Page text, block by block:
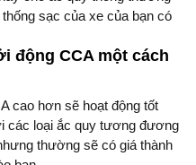
sạc của xe của bạn có
động CCA một cách
cao hơn sẽ hoạt động tốt
các loại ắc quy tương đương
thường sẽ có giá thành